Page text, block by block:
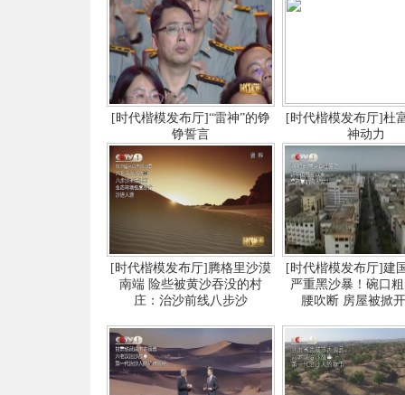
[时代楷模发布厅]“雷神”的铮
铮誓言
[时代楷模发布厅]杜
神动力
[时代楷模发布厅]腾格里沙漠
南端 险些被黄沙吞没的村
庄：治沙前线八步沙
[时代楷模发布厅]建
严重黑沙暴！碗口
腰吹断 房屋被掀